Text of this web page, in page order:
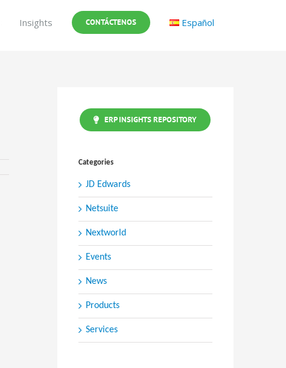
Insights CONTÁCTENOS Español
ERP INSIGHTS REPOSITORY
Categories
JD Edwards
Netsuite
Nextworld
Events
News
Products
Services